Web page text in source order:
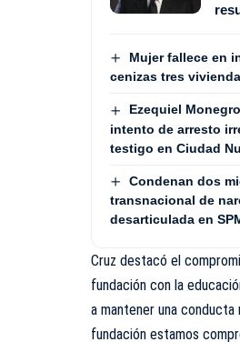
Mujer fallece en
cenizas tres
Ezequiel
intento de arresto
testigo en Ciudad
Condenan dos
transnacional de
desarticulada en
Cruz destacó el
fundación con la
a mantener una conducta
fundación estamos